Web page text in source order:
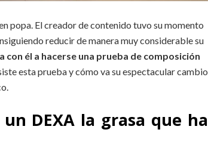
popa. El creador de contenido tuvo su momento
reducir de manera muy considerable su
con él a hacerse una prueba de composición
esta prueba y cómo va su espectacular cambio
DEXA la grasa que ha